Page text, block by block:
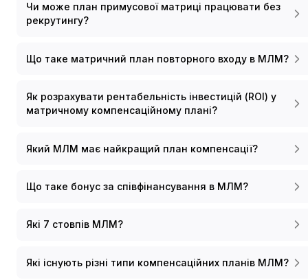
Чи може план примусової матриці працювати без
рекрутингу?
Що таке матричний план повторного входу в МЛМ?
Як розрахувати рентабельність інвестицій (ROI) у
матричному компенсаційному плані?
Який МЛМ має найкращий план компенсації?
Що таке бонус за співфінансування в МЛМ?
Які 7 стовпів МЛМ?
Які існують різні типи компенсаційних планів МЛМ?